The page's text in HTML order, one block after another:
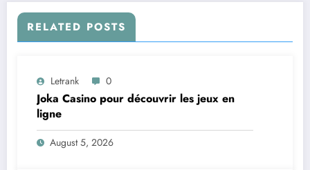
RELATED POSTS
Letrank 0
Joka Casino pour découvrir les jeux en
ligne
August 5, 2026